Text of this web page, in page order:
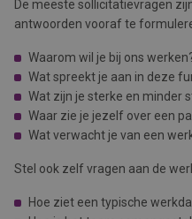
De meeste sollicitatievragen
antwoorden vooraf te
Waarom wil je bij ons
Wat spreekt je aan in deze
Wat zijn je sterke en minder
Waar zie je jezelf over een
Wat verwacht je van een
Stel ook zelf vragen aan de
Hoe ziet een typische